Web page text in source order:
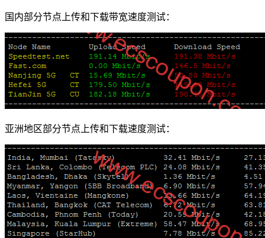
国内部分节点上传和下载带宽速度测试：
亚洲地区部分节点上传和下载速度测试：